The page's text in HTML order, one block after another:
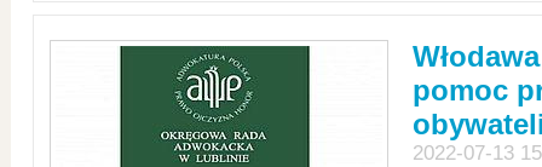
pomoc
2022-07-13